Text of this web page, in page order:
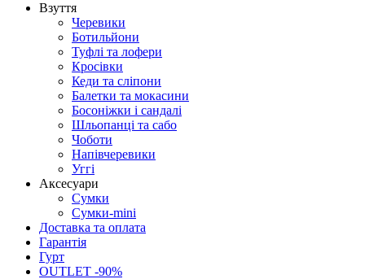
Взуття
Черевики
Ботильйони
Туфлі та лофери
Кросівки
Кеди та сліпони
Балетки та мокасини
Босоніжки і сандалі
Шльопанці та сабо
Чоботи
Напівчеревики
Уггі
Аксесуари
Сумки
Сумки-mini
Доставка та оплата
Гарантія
Гурт
OUTLET -90%